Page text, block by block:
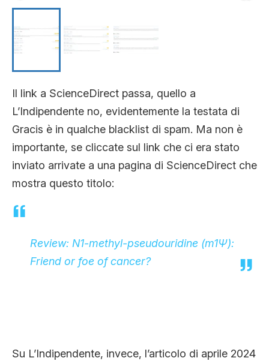
Il link a ScienceDirect passa, quello a
L’Indipendente no, evidentemente la testata di
Gracis è in qualche blacklist di spam. Ma non è
importante, se cliccate sul link che ci era stato
inviato arrivate a una pagina di ScienceDirect che
mostra questo titolo:
Review: N1-methyl-pseudouridine (m1Ψ):
Friend or foe of cancer?
Su L’Indipendente, invece, l’articolo di aprile 2024